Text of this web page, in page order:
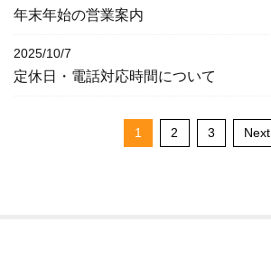
年末年始の営業案内
2025/10/7
定休日・電話対応時間について
1 2 3 Next